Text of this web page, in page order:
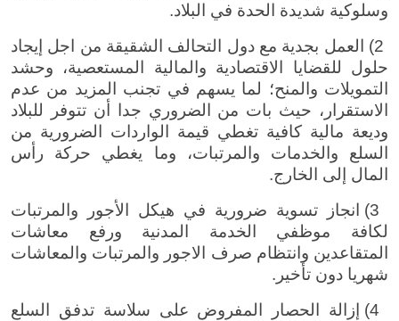
وسلوكية شديدة الحدة في البلاد.
2) العمل بجدية مع دول التحالف الشقيقة من اجل إيجاد
حلول للقضايا الاقتصادية والمالية المستعصية، وحشد
التمويلات والمنح؛ لما يسهم في تجنب المزيد من عدم
الاستقرار، حيث بات من الضروري جدا أن تتوفر للبلاد
وديعة مالية كافية تغطي قيمة الواردات الضرورية من
السلع والخدمات والمرتبات، وما يغطي حركة رأس
المال إلى الخارج.
3) انجاز تسوية ضرورية في هيكل الأجور والمرتبات
لكافة موظفي الخدمة المدنية ورفع معاشات
المتقاعدين وانتظام صرف الاجور والمرتبات والمعاشات
شهريا دون تأخير.
4) إزالة الحصار المفروض على سلاسة تدفق السلع